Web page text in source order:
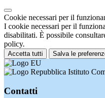
Cookie necessari per il
I cookie necessari per il
disabilitati. È possibile
policy.
Accetta tutti Salva le
Istituto
Contatti